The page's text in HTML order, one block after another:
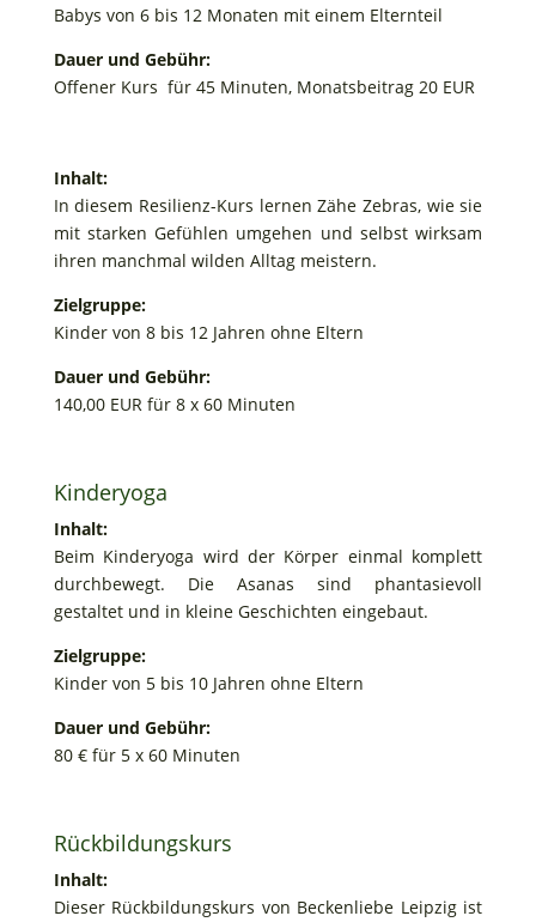
Babys von 6 bis 12 Monaten mit einem Elternteil
Dauer und Gebühr:
Offener Kurs für 45 Minuten, Monatsbeitrag 20 EUR
Inhalt:
In diesem Resilienz-Kurs lernen Zähe Zebras, wie sie
mit starken Gefühlen umgehen und selbst wirksam
ihren manchmal wilden Alltag meistern.
Zielgruppe:
Kinder von 8 bis 12 Jahren ohne Eltern
Dauer und Gebühr:
140,00 EUR für 8 x 60 Minuten
Kinderyoga
Inhalt:
Beim Kinderyoga wird der Körper einmal komplett
durchbewegt. Die Asanas sind phantasievoll
gestaltet und in kleine Geschichten eingebaut.
Zielgruppe:
Kinder von 5 bis 10 Jahren ohne Eltern
Dauer und Gebühr:
80 € für 5 x 60 Minuten
Rückbildungskurs
Inhalt:
Dieser Rückbildungskurs von Beckenliebe Leipzig ist